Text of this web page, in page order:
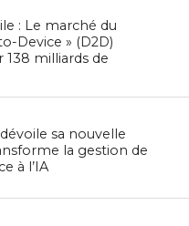
: Le marché du
Device » (D2D)
138 milliards de
sa nouvelle
la gestion de
à l’IA